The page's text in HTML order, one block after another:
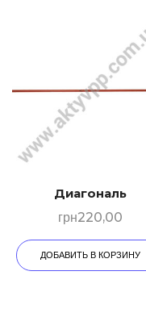
Диагональ
грн220,00
ДОБАВИТЬ В КОРЗИНУ